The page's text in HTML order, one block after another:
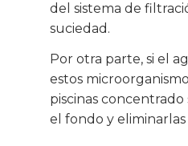
del sistema de
suciedad.
Por otra parte, si el
estos
piscinas
el fondo y